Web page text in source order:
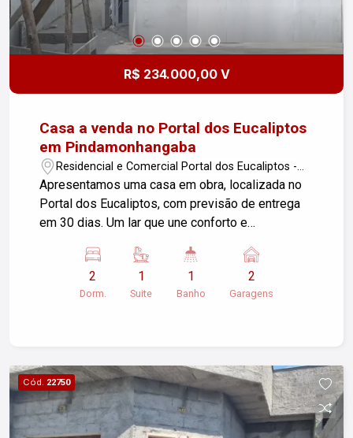
novo lar. Para mais informações, entre em
contato conosco.
R$ 234.000,00 V
Casa a venda no Portal dos Eucaliptos
em Pindamonhangaba
Residencial e Comercial Portal dos Eucaliptos -
Pindamonhangaba/SP
Apresentamos uma casa em obra, localizada no
Portal dos Eucaliptos, com previsão de entrega
em 30 dias. Um lar que une conforto e
Características do Imóvel: Sala de Estar: Ampla,
com pé direito de 3,70m, proporcionando um
ambiente arejado e iluminado. Cozinha: Cozinha
banheiro social completo. Área de Serviço:
Espaço funcional para suas atividades diárias.
Garagem: 2 vagas de garagem descobertas.
Localização: Situada em um bairro tranquilo, com
2
Dorm.
1
Suite
1
Banho
2
Garagens
Cód. 22750